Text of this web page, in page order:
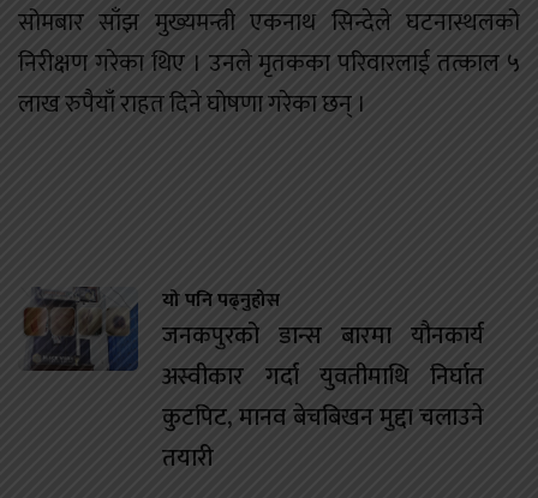
सोमबार साँझ मुख्यमन्त्री एकनाथ सिन्देले घटनास्थलको
निरीक्षण गरेका थिए । उनले मृतकका परिवारलाई तत्काल ५
लाख रुपैयाँ राहत दिने घोषणा गरेका छन् ।
यो पनि पढ्नुहोस
जनकपुरको डान्स बारमा यौनकार्य
अस्वीकार गर्दा युवतीमाथि निर्घात
कुटपिट, मानव बेचबिखन मुद्दा चलाउने
तयारी